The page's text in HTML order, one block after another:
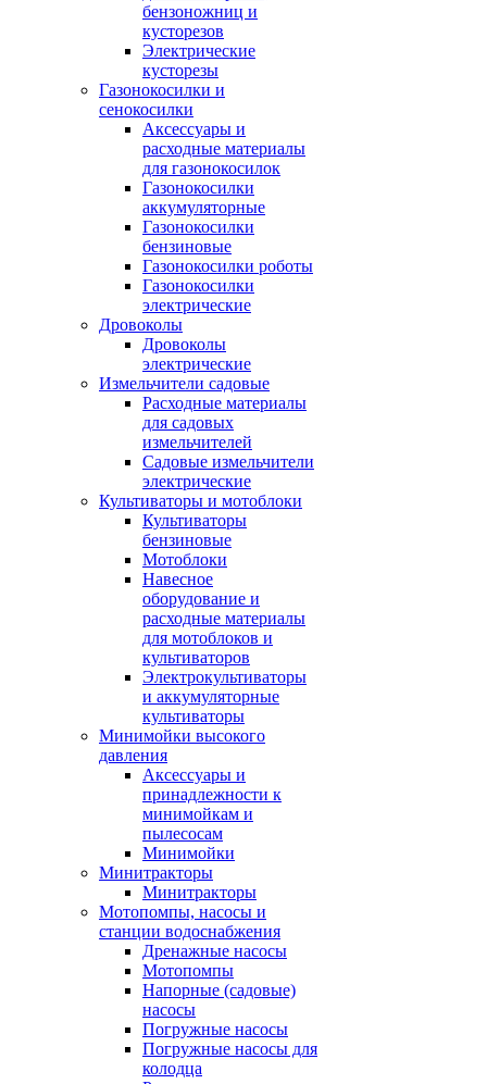
бензоножниц и
кусторезов
Электрические
кусторезы
Газонокосилки и
сенокосилки
Аксессуары и
расходные материалы
для газонокосилок
Газонокосилки
аккумуляторные
Газонокосилки
бензиновые
Газонокосилки роботы
Газонокосилки
электрические
Дровоколы
Дровоколы
электрические
Измельчители садовые
Расходные материалы
для садовых
измельчителей
Садовые измельчители
электрические
Культиваторы и мотоблоки
Культиваторы
бензиновые
Мотоблоки
Навесное
оборудование и
расходные материалы
для мотоблоков и
культиваторов
Электрокультиваторы
и аккумуляторные
культиваторы
Минимойки высокого
давления
Аксессуары и
принадлежности к
минимойкам и
пылесосам
Минимойки
Минитракторы
Минитракторы
Мотопомпы, насосы и
станции водоснабжения
Дренажные насосы
Мотопомпы
Напорные (садовые)
насосы
Погружные насосы
Погружные насосы для
колодца